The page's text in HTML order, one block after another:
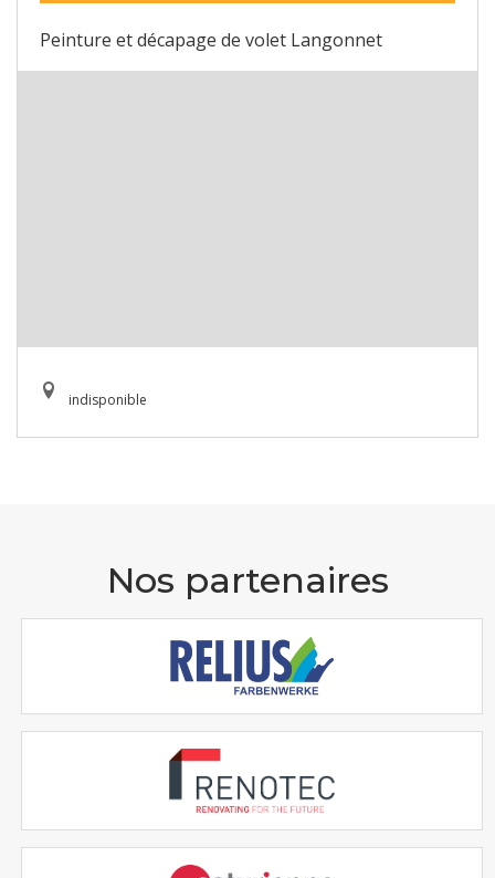
Peinture et décapage de volet Langonnet
indisponible
Nos partenaires